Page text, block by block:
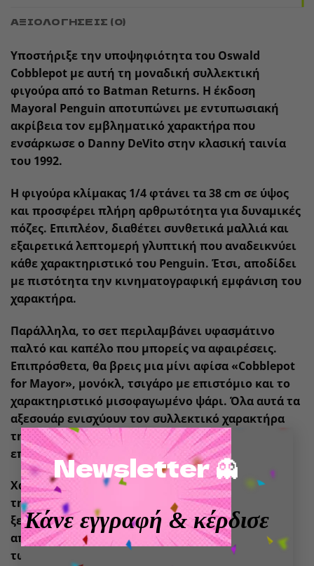
Newsletter 👻
Κάνε εγγραφή & κέρδισε
ΑΞΙΟΛΟΓΉΣΕΙΣ (0)
Υποστήριξε την υποψηφιότητα του Oswald
Cobblepot με αυτή τη μοναδική συλλεκτική
φιγούρα από το Batman Returns. Η έκδοση
Mayoral Penguin αποτυπώνει με εντυπωσιακή
ακρίβεια τον εμβληματικό χαρακτήρα που
ενσάρκωσε ο Danny DeVito στην κλασική ταινία
του 1992.
Η φιγούρα κλίμακας 1/4φτάνει τα38 cm σε ύψος
και προσφέρει πλήρη αρθρωτότητα για δυναμικές
πόζες. Επιπλέον, διαθέτει συνθετικά μαλλιά και
εξαιρετικά λεπτομερή γλυπτική που αναδεικνύει
κάθε χαρακτηριστικό του Penguin. Έτσι, αποδίδει
με πιστότητα την κινηματογραφική εμφάνιση του
χαρακτήρα.
Παράλληλα, το σετ περιλαμβάνει υφασμάτινο
παλτό και καπέλο που μπορείς να αφαιρέσεις.
Επιπρόσθετα, θα βρεις μια μίνι αφίσα «Cobblepot
for Mayor», μονόκλ, τσιγάρο με επιστόμιο και το
χαρακτηριστικό μισοφαγωμένο ψάρι. Όλα αυτά τα
αξεσουάρ ενισχύουν τον συλλεκτικό χαρακτήρα
της φιγούρας και προσφέρουν περισσότερες
επιλογές έκθεσης.
Χάρη στην εξαιρετική ποιότητα κατασκευής και
την προσοχή στη λεπτομέρεια, η φιγούρα
ξεχωρίζει σε κάθε συλλογή Batman. Γι’ αυτό
αποτελεί ιδανική επιλογή για συλλέκτες, φίλους
των ταινιών της DC και θαυμαστές του Danny